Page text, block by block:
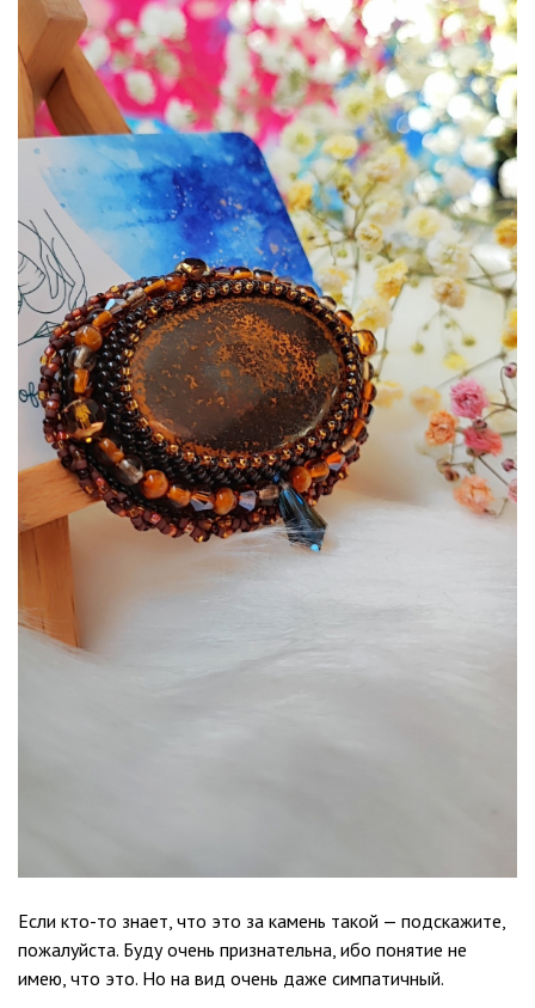
Если кто-то знает, что это за камень такой — подскажите,
пожалуйста. Буду очень признательна, ибо понятие не
имею, что это. Но на вид очень даже симпатичный.